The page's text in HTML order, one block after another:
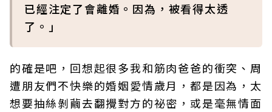
已經注定了會離婚。因為，被看得太透
了。」
的確是吧，回想起很多我和筋肉爸爸的衝突、周
遭朋友們不快樂的婚姻愛情歲月，都是因為，太
想要抽絲剝繭去翻攪對方的祕密，或是毫無情面